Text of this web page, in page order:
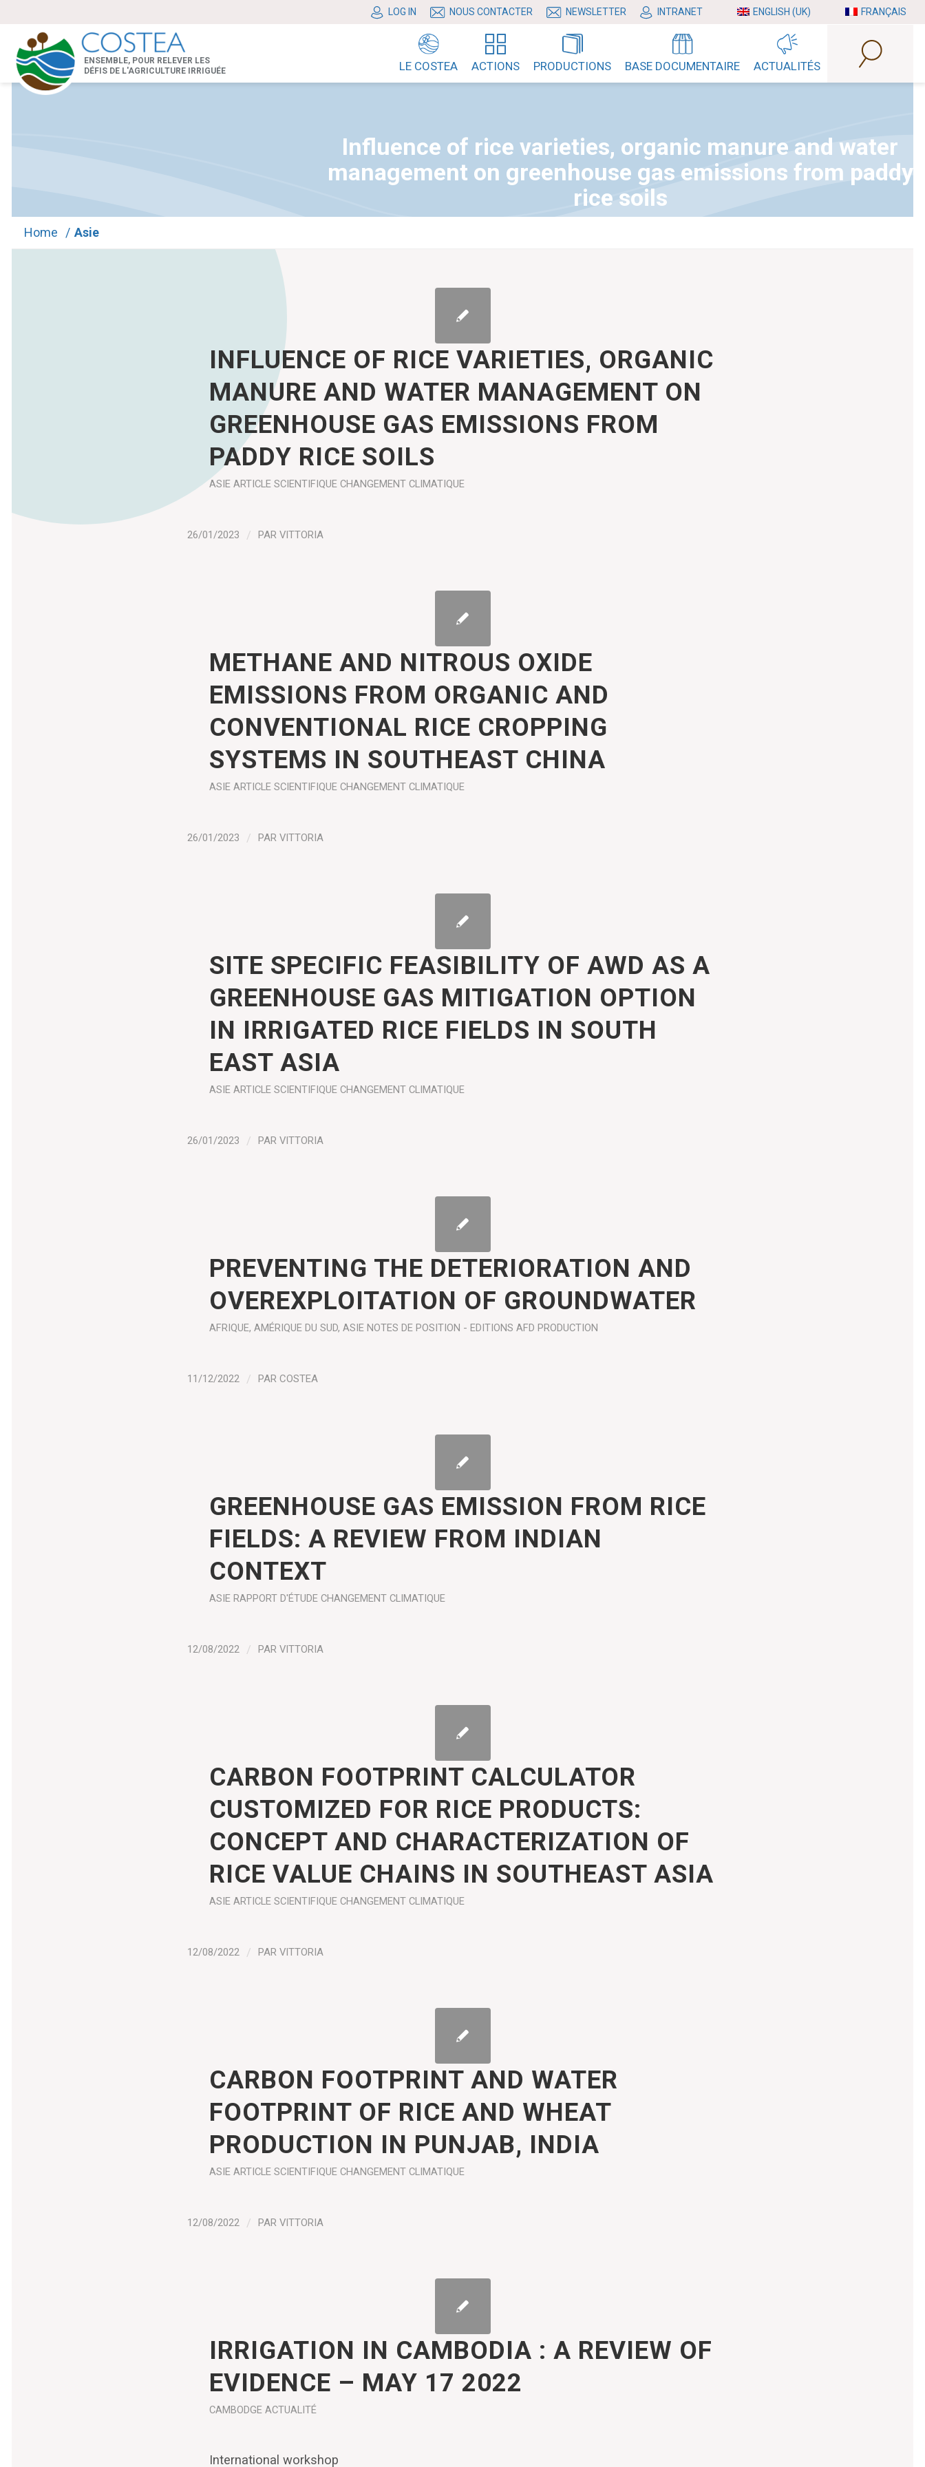
LOG IN NOUS CONTACTER NEWSLETTER INTRANET ENGLISH (UK) FRANÇAIS
ENSEMBLE, POUR RELEVER LES
DÉFIS DE L'AGRICULTURE IRRIGUÉE
LE COSTEA ACTIONS PRODUCTIONS BASE DOCUMENTAIRE ACTUALITÉS
Influence of rice varieties, organic manure and water
management on greenhouse gas emissions from paddy
rice soils
Home / Asie
INFLUENCE OF RICE VARIETIES, ORGANIC
MANURE AND WATER MANAGEMENT ON
GREENHOUSE GAS EMISSIONS FROM
PADDY RICE SOILS
ASIE ARTICLE SCIENTIFIQUE CHANGEMENT CLIMATIQUE
26/01/2023 / PAR VITTORIA
METHANE AND NITROUS OXIDE
EMISSIONS FROM ORGANIC AND
CONVENTIONAL RICE CROPPING
SYSTEMS IN SOUTHEAST CHINA
ASIE ARTICLE SCIENTIFIQUE CHANGEMENT CLIMATIQUE
26/01/2023 / PAR VITTORIA
SITE SPECIFIC FEASIBILITY OF AWD AS A
GREENHOUSE GAS MITIGATION OPTION
IN IRRIGATED RICE FIELDS IN SOUTH
EAST ASIA
ASIE ARTICLE SCIENTIFIQUE CHANGEMENT CLIMATIQUE
26/01/2023 / PAR VITTORIA
PREVENTING THE DETERIORATION AND
OVEREXPLOITATION OF GROUNDWATER
AFRIQUE, AMÉRIQUE DU SUD, ASIE NOTES DE POSITION - EDITIONS AFD PRODUCTION
11/12/2022 / PAR COSTEA
GREENHOUSE GAS EMISSION FROM RICE
FIELDS: A REVIEW FROM INDIAN
CONTEXT
ASIE RAPPORT D'ÉTUDE CHANGEMENT CLIMATIQUE
12/08/2022 / PAR VITTORIA
CARBON FOOTPRINT CALCULATOR
CUSTOMIZED FOR RICE PRODUCTS:
CONCEPT AND CHARACTERIZATION OF
RICE VALUE CHAINS IN SOUTHEAST ASIA
ASIE ARTICLE SCIENTIFIQUE CHANGEMENT CLIMATIQUE
12/08/2022 / PAR VITTORIA
CARBON FOOTPRINT AND WATER
FOOTPRINT OF RICE AND WHEAT
PRODUCTION IN PUNJAB, INDIA
ASIE ARTICLE SCIENTIFIQUE CHANGEMENT CLIMATIQUE
12/08/2022 / PAR VITTORIA
IRRIGATION IN CAMBODIA : A REVIEW OF
EVIDENCE – MAY 17 2022
CAMBODGE ACTUALITÉ
International workshop